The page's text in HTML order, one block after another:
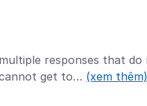
responses that
get to… (xem thêm)